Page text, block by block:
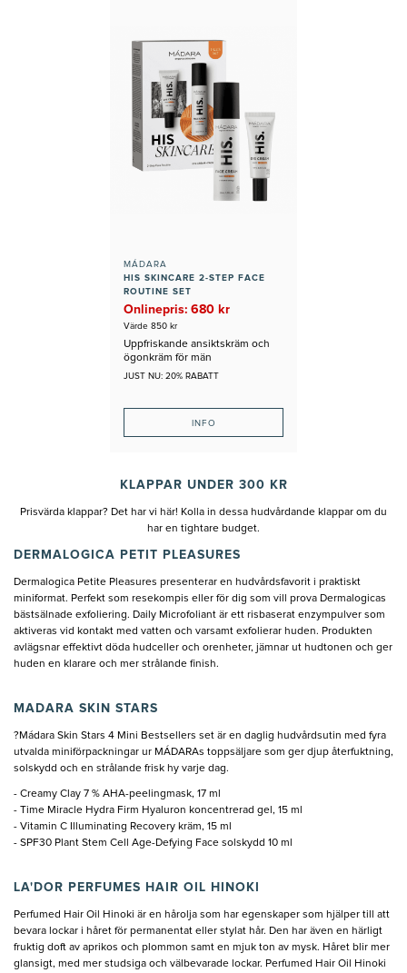
MÁDARA
HIS SKINCARE 2-STEP FACE
ROUTINE SET
Onlinepris: 680 kr
Värde 850 kr
Uppfriskande ansiktskräm och
ögonkräm för män
JUST NU: 20% RABATT
INFO
KLAPPAR UNDER 300 KR
Prisvärda klappar? Det har vi här! Kolla in dessa hudvårdande klappar om du
har en tightare budget.
DERMALOGICA PETIT PLEASURES
Dermalogica Petite Pleasures presenterar en hudvårdsfavorit i praktiskt
miniformat. Perfekt som resekompis eller för dig som vill prova Dermalogicas
bästsälnade exfoliering. Daily Microfoliant är ett risbaserat enzympulver som
aktiveras vid kontakt med vatten och varsamt exfolierar huden. Produkten
avlägsnar effektivt döda hudceller och orenheter, jämnar ut hudtonen och ger
huden en klarare och mer strålande finish.
MADARA SKIN STARS
?Mádara Skin Stars 4 Mini Bestsellers set är en daglig hudvårdsutin med fyra
utvalda miniförpackningar ur MÁDARAs toppsäljare som ger djup återfuktning,
solskydd och en strålande frisk hy varje dag.
- Creamy Clay 7 % AHA-peelingmask, 17 ml
- Time Miracle Hydra Firm Hyaluron koncentrerad gel, 15 ml
- Vitamin C Illuminating Recovery kräm, 15 ml
- SPF30 Plant Stem Cell Age-Defying Face solskydd 10 ml
LA'DOR PERFUMES HAIR OIL HINOKI
Perfumed Hair Oil Hinoki är en hårolja som har egenskaper som hjälper till att
bevara lockar i håret för permanentat eller stylat hår. Den har även en härligt
fruktig doft av aprikos och plommon samt en mjuk ton av mysk. Håret blir mer
glansigt, med mer studsiga och välbevarade lockar. Perfumed Hair Oil Hinoki